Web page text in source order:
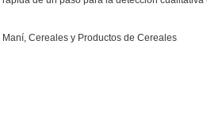
Cereales y Productos de Cereales